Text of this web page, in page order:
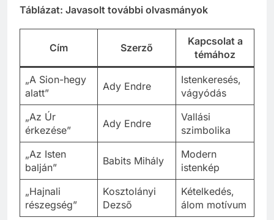
Táblázat: Javasolt további olvasmányok
Cím Szerző
Kapcsolat a
témához
„A Sion-hegy
alatt”
Ady Endre
Istenkeresés,
vágyódás
„Az Úr
érkezése”
Ady Endre
Vallási
szimbolika
„Az Isten
balján”
Babits Mihály
Modern
istenkép
„Hajnali
részegség”
Kosztolányi
Dezső
Kételkedés,
álom motívum